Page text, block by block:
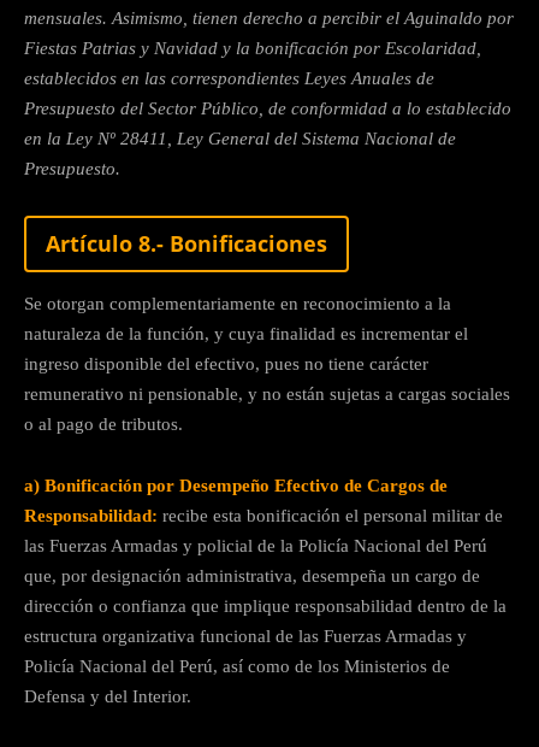
mensuales. Asimismo, tienen derecho a percibir el Aguinaldo por
Fiestas Patrias y Navidad y la bonificación por Escolaridad,
establecidos en las correspondientes Leyes Anuales de
Presupuesto del Sector Público, de conformidad a lo establecido
en la Ley Nº 28411, Ley General del Sistema Nacional de
Presupuesto.
Artículo 8.- Bonificaciones
Se otorgan complementariamente en reconocimiento a la
naturaleza de la función, y cuya finalidad es incrementar el
ingreso disponible del efectivo, pues no tiene carácter
remunerativo ni pensionable, y no están sujetas a cargas sociales
o al pago de tributos.
a) Bonificación por Desempeño Efectivo de Cargos de
Responsabilidad: recibe esta bonificación el personal militar de
las Fuerzas Armadas y policial de la Policía Nacional del Perú
que, por designación administrativa, desempeña un cargo de
dirección o confianza que implique responsabilidad dentro de la
estructura organizativa funcional de las Fuerzas Armadas y
Policía Nacional del Perú, así como de los Ministerios de
Defensa y del Interior.